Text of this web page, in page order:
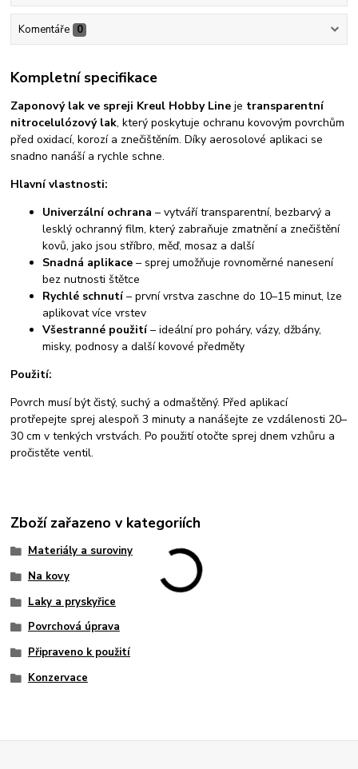
Komentáře 0
Kompletní specifikace
Zaponový lak ve spreji Kreul Hobby Line je transparentní
nitrocelulózový lak, který poskytuje ochranu kovovým povrchům
před oxidací, korozí a znečištěním. Díky aerosolové aplikaci se
snadno nanáší a rychle schne.
Hlavní vlastnosti:
Univerzální ochrana – vytváří transparentní, bezbarvý a
lesklý ochranný film, který zabraňuje zmatnění a znečištění
kovů, jako jsou stříbro, měď, mosaz a další
Snadná aplikace – sprej umožňuje rovnoměrné nanesení
bez nutnosti štětce
Rychlé schnutí– první vrstva zaschne do 10–15 minut, lze
aplikovat více vrstev
Všestranné použití– ideální pro poháry, vázy, džbány,
misky, podnosy a další kovové předměty
Použití:
Povrch musí být čistý, suchý a odmaštěný. Před aplikací
protřepejte sprej alespoň 3 minuty a nanášejte ze vzdálenosti 20–
30 cm v tenkých vrstvách. Po použití otočte sprej dnem vzhůru a
pročistěte ventil.
Zboží zařazeno v kategoriích
Materiály a suroviny
Na kovy
Laky a pryskyřice
Povrchová úprava
Připraveno k použití
Konzervace